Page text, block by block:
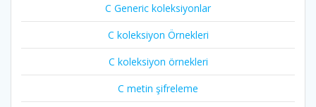
C Generic koleksiyonlar
C koleksiyon Örnekleri
C koleksiyon örnekleri
C metin şifreleme